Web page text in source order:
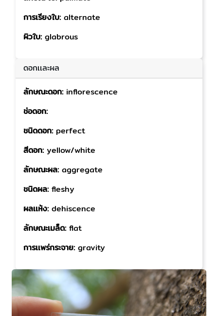
การเรียงใบ: alternate
ผิวใบ: glabrous
ดอกเเละผล
ลักษณะดอก: inflorescence
ช่อดอก:
ชนิดดอก: perfect
สีดอก: yellow/white
ลักษณะผล: aggregate
ชนิดผล: fleshy
ผลเเห้ง: dehiscence
ลักษณะเมล็ด: flat
การเเพร่กระจาย: gravity